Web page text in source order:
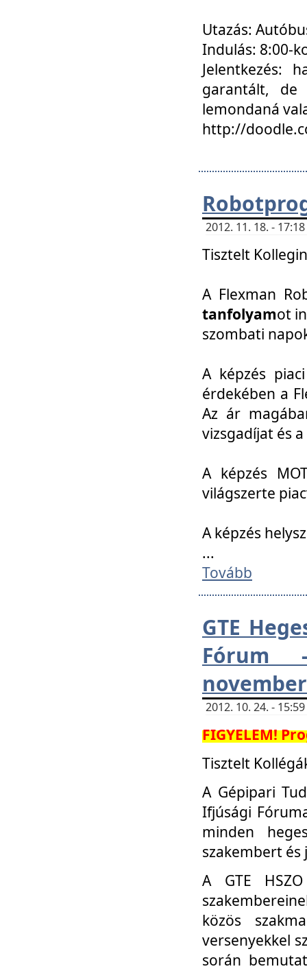
Utazás:
Indulás: 8:00-
Jelentkezés:
garantált, de
lemondaná
http://
2012. 11. 18. -
Tisztelt
A Flexman
tanfolyamot
szombati
A képzés
érdekében a
Az ár
vizsgadíjat és
A képzés
világszerte
A képzés
...
Tovább
GTE
Fórum
2012. 10. 24. -
FIGYELEM!
Tisztelt
A Gépipari
Ifjúsági
minden
szakembert
A GTE
közös
versenyekkel
során